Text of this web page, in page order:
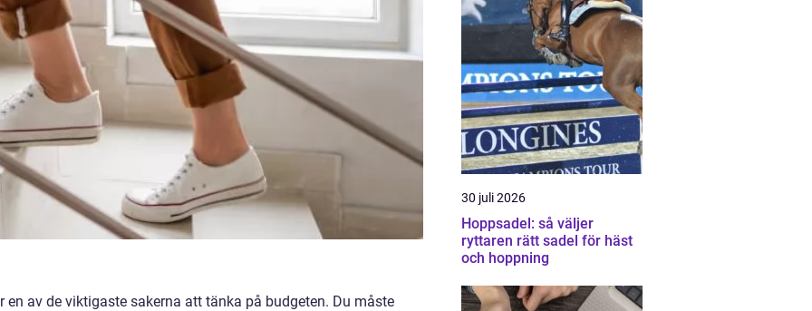
en av de viktigaste sakerna att tänka på budgeten. Du måste
30 juli 2026
Hoppsadel: så väljer
ryttaren rätt sadel för häst
och hoppning